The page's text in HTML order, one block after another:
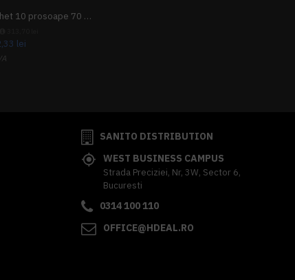
Pachet 10 prosoape 70 x 140cm 9 + 1 gratuit
lei
SANITO DISTRIBUTION
WEST BUSINESS CAMPUS
Strada Preciziei, Nr, 3W, Sector 6,
Bucuresti
0314 100 110
OFFICE@HDEAL.RO